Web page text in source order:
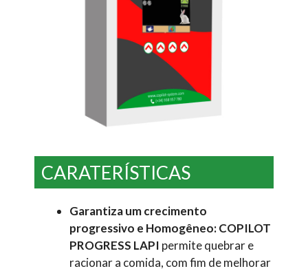
CARATERÍSTICAS
Garantiza um crecimento
progressivo e Homogêneo: COPILOT
PROGRESS LAPI permite quebrar e
racionar a comida, com fim de melhorar